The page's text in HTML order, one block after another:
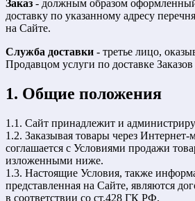
Заказ - должным образом
доставку по указанному адресу
на Сайте.
Служба доставки - третье лицо,
Продавцом услуги по доставке
1. Общие положения
1.1. Сайт принадлежит и
1.2. Заказывая товары через
соглашается с Условиями продажи
изложенными ниже.
1.3. Настоящие Условия, также
представленная на Сайте, являются
в соответствии со ст.428 ГК РФ.